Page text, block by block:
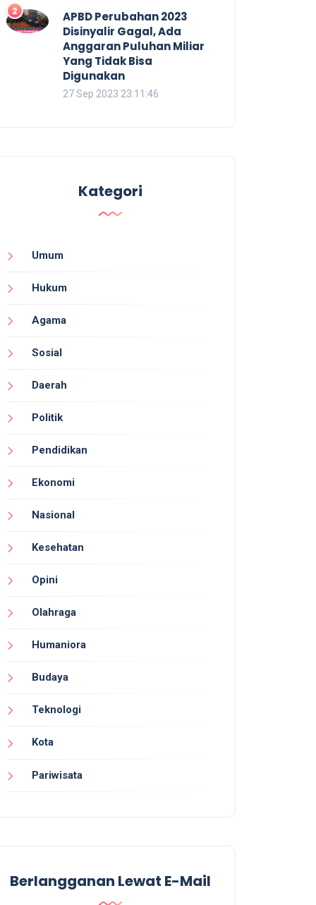
2
APBD Perubahan 2023
Disinyalir Gagal, Ada
Anggaran Puluhan Miliar
Yang Tidak Bisa
Digunakan
27 Sep 2023 23:11:46
Kategori
Umum
Hukum
Agama
Sosial
Daerah
Politik
Pendidikan
Ekonomi
Nasional
Kesehatan
Opini
Olahraga
Humaniora
Budaya
Teknologi
Kota
Pariwisata
Berlangganan Lewat E-Mail